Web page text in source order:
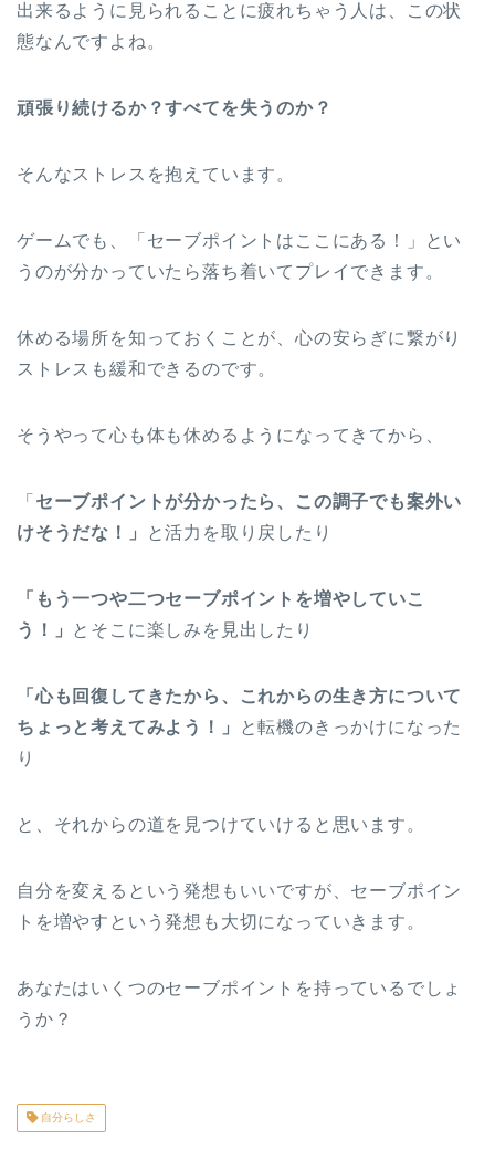
出来るように見られることに疲れちゃう人は、この状
態なんですよね。
頑張り続けるか？すべてを失うのか？
そんなストレスを抱えています。
ゲームでも、「セーブポイントはここにある！」とい
うのが分かっていたら落ち着いてプレイできます。
休める場所を知っておくことが、心の安らぎに繋がり
ストレスも緩和できるのです。
そうやって心も体も休めるようになってきてから、
「 セーブポイントが分かったら、この調子でも案外い
けそうだな！」
と活力を取り戻したり
「もう一つや二つセーブポイントを増やしていこ
う！」
とそこに楽しみを見出したり
「心も回復してきたから、これからの生き方について
ちょっと考えてみよう！」
と転機のきっかけになった
り
と、それからの道を見つけていけると思います。
自分を変えるという発想もいいですが、セーブポイン
トを増やすという発想も大切になっていきます。
あなたはいくつのセーブポイントを持っているでしょ
うか？
自分らしさ